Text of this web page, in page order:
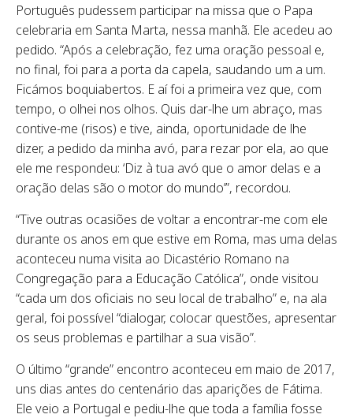
Português pudessem participar na missa que o Papa
celebraria em Santa Marta, nessa manhã. Ele acedeu ao
pedido. “Após a celebração, fez uma oração pessoal e,
no final, foi para a porta da capela, saudando um a um.
Ficámos boquiabertos. E aí foi a primeira vez que, com
tempo, o olhei nos olhos. Quis dar-lhe um abraço, mas
contive-me (risos) e tive, ainda, oportunidade de lhe
dizer, a pedido da minha avó, para rezar por ela, ao que
ele me respondeu: ‘Diz à tua avó que o amor delas e a
oração delas são o motor do mundo’”, recordou.
“Tive outras ocasiões de voltar a encontrar-me com ele
durante os anos em que estive em Roma, mas uma delas
aconteceu numa visita ao Dicastério Romano na
Congregação para a Educação Católica”, onde visitou
“cada um dos oficiais no seu local de trabalho” e, na ala
geral, foi possível “dialogar, colocar questões, apresentar
os seus problemas e partilhar a sua visão”.
O último “grande” encontro aconteceu em maio de 2017,
uns dias antes do centenário das aparições de Fátima.
Ele veio a Portugal e pediu-lhe que toda a família fosse